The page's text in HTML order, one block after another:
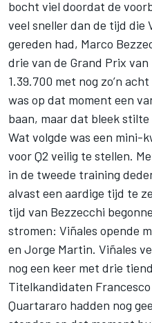
bocht viel doordat de
veel sneller dan de tijd die
gereden had, Marco
drie van de Grand Prix
1.39.700 met nog zo’n
was op dat moment een
baan, maar dat bleek
Wat volgde was een mini-
voor Q2 veilig te stellen.
in de tweede training
alvast een aardige tijd te
tijd van Bezzecchi
stromen: Viñales opende
en Jorge Martin. Viñales
nog een keer met drie
Titelkandidaten
Quartararo hadden nog